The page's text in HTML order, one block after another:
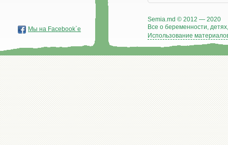
Semia.md © 2012 — 2020
Все о беременности,
Использование
Мы на Facebook`е